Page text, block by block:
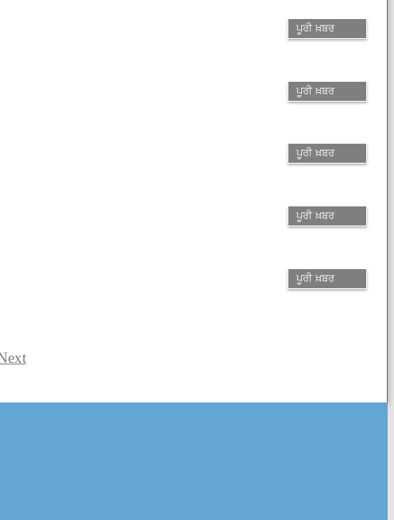
ਪੂਰੀ ਖ਼ਬਰ
ਪੂਰੀ ਖ਼ਬਰ
ਪੂਰੀ ਖ਼ਬਰ
ਪੂਰੀ ਖ਼ਬਰ
ਪੂਰੀ ਖ਼ਬਰ